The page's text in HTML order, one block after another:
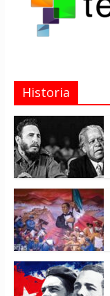
Historia